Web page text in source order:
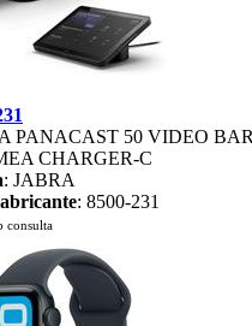
PANACAST 50 VIDEO
CHARGER-C
: JABRA
: 8500-231
consulta